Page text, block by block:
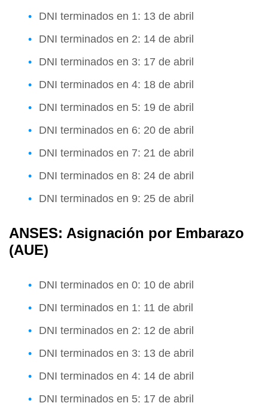
DNI terminados en 1: 13 de abril
DNI terminados en 2: 14 de abril
DNI terminados en 3: 17 de abril
DNI terminados en 4: 18 de abril
DNI terminados en 5: 19 de abril
DNI terminados en 6: 20 de abril
DNI terminados en 7: 21 de abril
DNI terminados en 8: 24 de abril
DNI terminados en 9: 25 de abril
ANSES: Asignación por Embarazo
(AUE)
DNI terminados en 0: 10 de abril
DNI terminados en 1: 11 de abril
DNI terminados en 2: 12 de abril
DNI terminados en 3: 13 de abril
DNI terminados en 4: 14 de abril
DNI terminados en 5: 17 de abril